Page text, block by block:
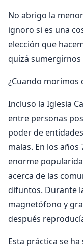
No abrigo la
ignoro si es una
elección que
quizá sumergirnos
¿Cuando morimos
Incluso la Iglesia
entre personas
poder de
malas. En los
enorme
acerca de las
difuntos. Durante
magnetófono y
después
Esta práctica se